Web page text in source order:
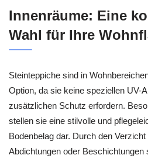
Innenräume: Eine
Wahl für Ihre
Steinteppiche sind in
Option, da sie keine speziellen UV-
zusätzlichen Schutz erfordern.
stellen sie eine stilvolle und
Bodenbelag dar. Durch den
Abdichtungen oder